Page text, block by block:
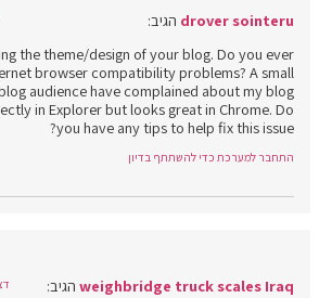
drover sointeru הגיב:
the theme/design of your blog. Do you ever
browser compatibility problems? A small
audience have complained about my blog
in Explorer but looks great in Chrome. Do
you have any tips to help fix this issue?
התחבר למערכת כדי להשתתף בדיון
weighbridge truck scales Iraq הגיב: